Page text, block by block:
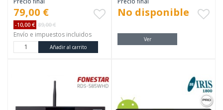
79,00 €
-10,00 € 89,00 €
Envío e impuestos incluidos
Añadir al carrito
No disponible
Ver